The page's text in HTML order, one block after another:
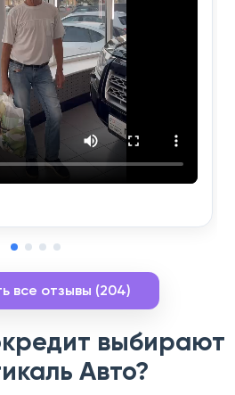
все отзывы (204)
выбирают
Авто?